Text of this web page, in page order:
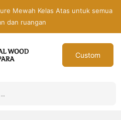
Mewah Kelas Atas untuk semua
dan ruangan
Custom